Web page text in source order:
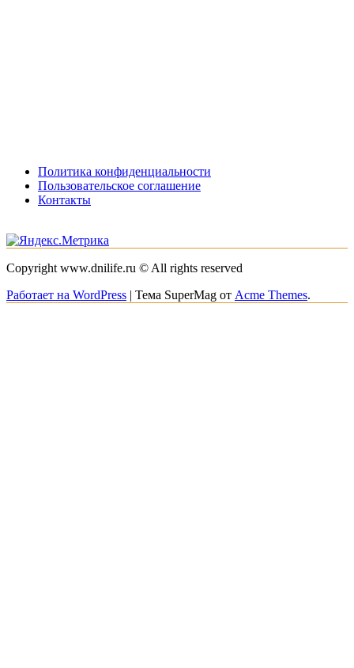
Политика конфиденциальности
Пользовательское соглашение
Контакты
Copyright www.dnilife.ru © All rights reserved
Работает на WordPress | Тема SuperMag от Acme Themes.